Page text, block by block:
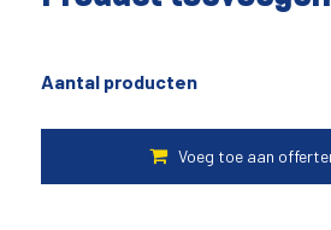
Aantal producten